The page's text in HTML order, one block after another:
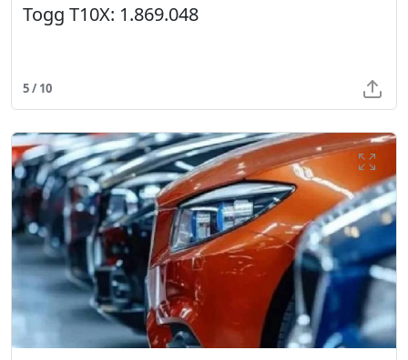
Togg T10X: 1.869.048
5 / 10